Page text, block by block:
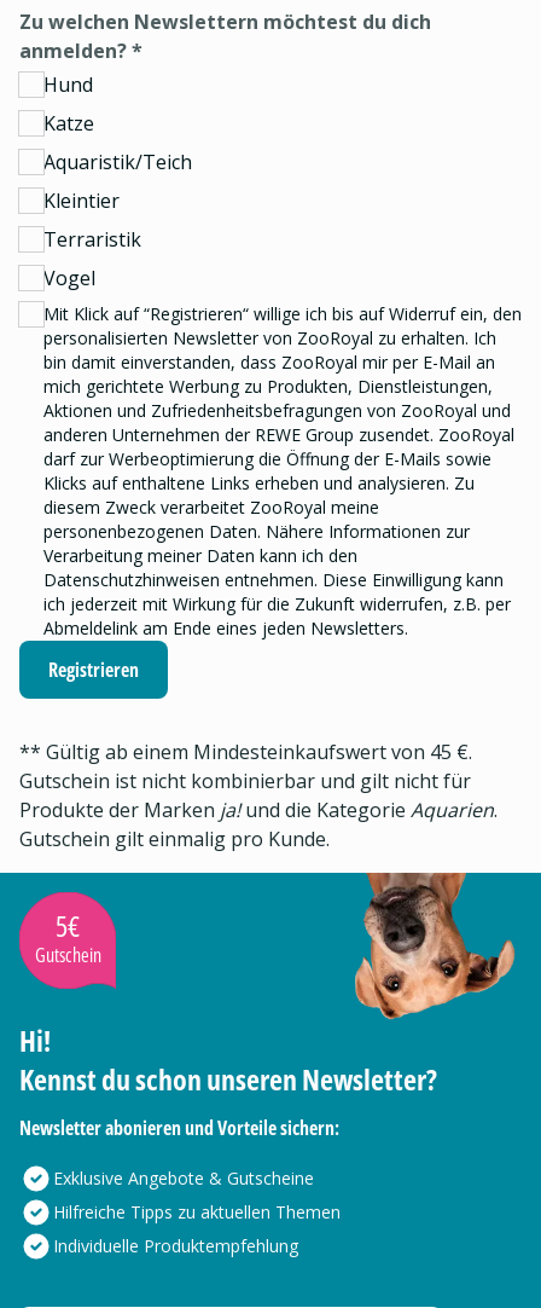
Zu welchen Newslettern möchtest du dich
anmelden?*
Hund
Katze
Aquaristik/Teich
Kleintier
Terraristik
Vogel
Mit Klick auf “Registrieren“ willige ich bis auf Widerruf ein, den
personalisierten Newslettervon ZooRoyal zu erhalten. Ich
bin damit einverstanden, dass ZooRoyal mir per E-Mail an
mich gerichtete Werbung zu Produkten, Dienstleistungen,
Aktionen und Zufriedenheitsbefragungen von ZooRoyal und
anderen Unternehmen der REWE Group zusendet. ZooRoyal
darf zur Werbeoptimierung die Öffnung der E-Mails sowie
Klicks auf enthaltene Links erheben und analysieren. Zu
diesem Zweck verarbeitet ZooRoyal meine
personenbezogenen Daten. Nähere Informationen zur
Verarbeitung meiner Daten kann ich den
Datenschutzhinweisen entnehmen. Diese Einwilligung kann
ich jederzeit mit Wirkung für die Zukunft widerrufen, z.B. per
Abmeldelink am Ende eines jeden Newsletters.
Registrieren
** Gültig ab einem Mindesteinkaufswert von 45 €.
Gutschein ist nicht kombinierbar und gilt nicht für
Produkte der Marken ja!und die Kategorie Aquarien.
Gutschein gilt einmalig pro Kunde.
5€
Gutschein
Hi!
Kennst du schon unseren Newsletter?
Newsletter abonieren und Vorteile sichern:
Exklusive Angebote & Gutscheine
Hilfreiche Tipps zu aktuellen Themen
Individuelle Produktempfehlung